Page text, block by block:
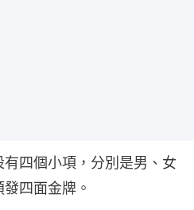
四個小項，分別是男、女
四面金牌。